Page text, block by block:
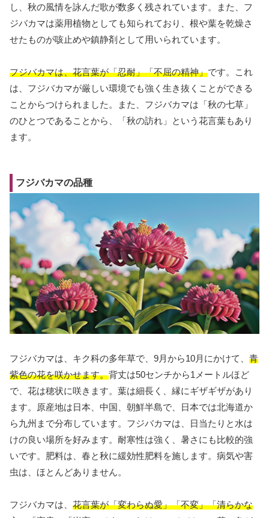
し、秋の風情を詠んだ歌が数多く残されています。また、フ
ジバカマは薬用植物としても知られており、根や葉を乾燥さ
せたものが咳止めや鎮静剤として用いられています。
フジバカマは、花言葉が「忍耐」「不屈の精神」です。これ
は、フジバカマが厳しい環境でも強く生き抜くことができる
ことからつけられました。また、フジバカマは「秋の七草」
のひとつであることから、「秋の訪れ」という花言葉もあり
ます。
フジバカマの品種
フジバカマは、キク科の多年草で、9月から10月にかけて、 青
紫色の花を咲かせます。背丈は50センチから1メートルほど
で、花は穂状に咲きます。葉は細長く、縁にギザギザがあり
ます。原産地は日本、中国、朝鮮半島で、日本では北海道か
ら九州まで分布しています。フジバカマは、日当たりと水は
けの良い場所を好みます。耐寒性は強く、暑さにも比較的強
いです。肥料は、春と秋に緩効性肥料を施します。病気や害
虫は、ほとんどありません。
フジバカマは、 花言葉が「変わらぬ愛」「不変」「清らかな